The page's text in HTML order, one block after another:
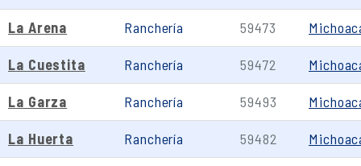
La Arena Ranchería 59473
La Cuestita Ranchería 59472
La Garza Ranchería 59493
La Huerta Ranchería 59482